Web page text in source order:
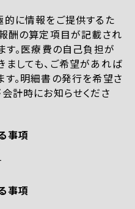
に情報をご提供するた
酬の算定項目が記載され
す。医療費の自己負担が
しても、ご希望があれば
。明細書の発行を希望さ
計時にお知らせくださ
事項
事項